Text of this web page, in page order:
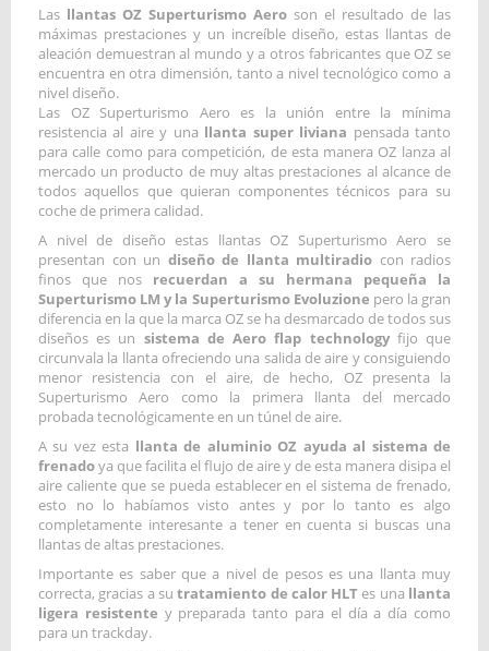
Las llantas OZ Superturismo Aero son el resultado de las
máximas prestaciones y un increíble diseño, estas llantas de
aleación demuestran al mundo y a otros fabricantes que OZ se
encuentra en otra dimensión, tanto a nivel tecnológico como a
nivel diseño.
Las OZ Superturismo Aero es la unión entre la mínima
resistencia al aire y una llanta super liviana pensada tanto
para calle como para competición, de esta manera OZ lanza al
mercado un producto de muy altas prestaciones al alcance de
todos aquellos que quieran componentes técnicos para su
coche de primera calidad.
A nivel de diseño estas llantas OZ Superturismo Aero se
presentan con un diseño de llanta multiradio con radios
finos que nos recuerdan a su hermana pequeña la
Superturismo LM y la Superturismo Evoluzione pero la gran
diferencia en la que la marca OZ se ha desmarcado de todos sus
diseños es un sistema de Aero flap technologyfijo que
circunvala la llanta ofreciendo una salida de aire y consiguiendo
menor resistencia con el aire, de hecho, OZ presenta la
Superturismo Aero como la primera llanta del mercado
probada tecnológicamente en un túnel de aire.
A su vez esta llanta de aluminio OZ ayuda al sistema de
frenadoya que facilita el flujo de aire y de esta manera disipa el
aire caliente que se pueda establecer en el sistema de frenado,
esto no lo habíamos visto antes y por lo tanto es algo
completamente interesante a tener en cuenta si buscas una
llantas de altas prestaciones.
Importante es saber que a nivel de pesos es una llanta muy
correcta, gracias a su tratamiento de calor HLT es una llanta
ligera resistente y preparada tanto para el día a día como
para un trackday.